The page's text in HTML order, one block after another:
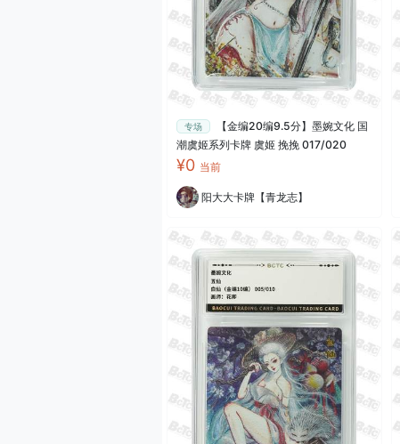
专场
【金编20编9.5分】墨婉文化 国
潮虞姬系列卡牌 虞姬 挽挽 017/020
¥0 当前
阳大大卡牌【青龙志】